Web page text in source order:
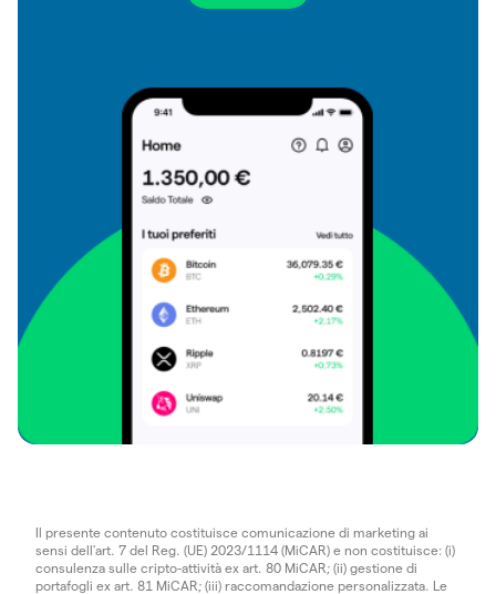
Il presente contenuto costituisce comunicazione di marketing ai
sensi dell'art. 7 del Reg. (UE) 2023/1114 (MiCAR) e non costituisce: (i)
consulenza sulle cripto-attività ex art. 80 MiCAR; (ii) gestione di
portafogli ex art. 81 MiCAR; (iii) raccomandazione personalizzata. Le